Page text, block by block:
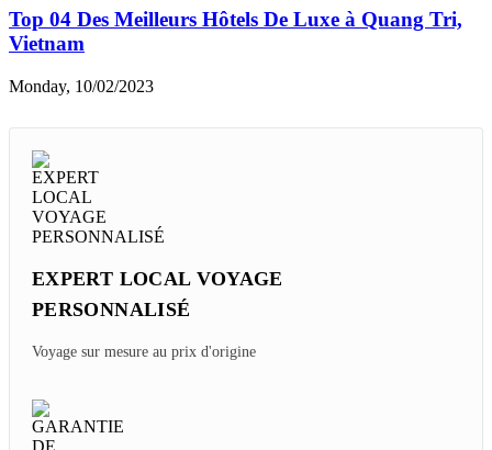
Top 04 Des Meilleurs Hôtels De Luxe à Quang Tri,
Vietnam
Monday, 10/02/2023
EXPERT LOCAL VOYAGE
PERSONNALISÉ
Voyage sur mesure au prix d'origine